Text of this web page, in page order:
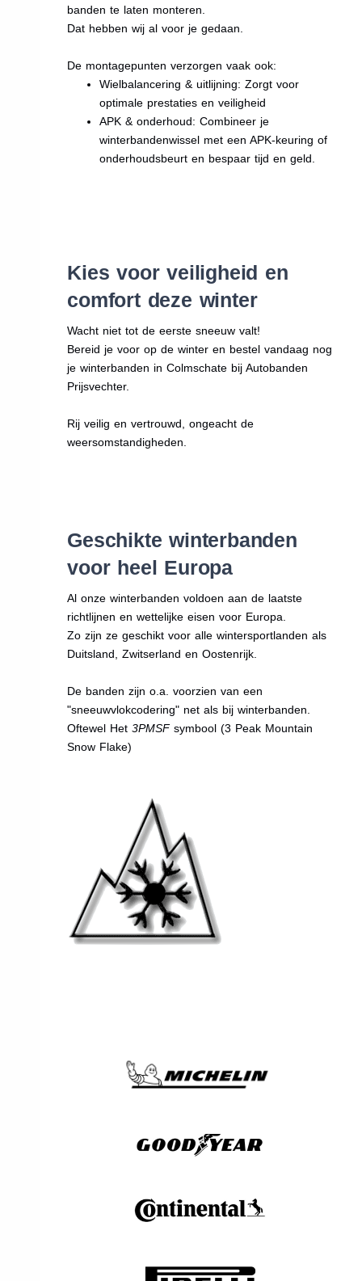
banden te laten monteren.
Dat hebben wij al voor je gedaan.
De montagepunten verzorgen vaak ook:
Wielbalancering & uitlijning: Zorgt voor
optimale prestaties en veiligheid
APK & onderhoud: Combineer je
winterbandenwissel met een APK-keuring of
onderhoudsbeurt en bespaar tijd en geld.
Kies voor veiligheid en
comfort deze winter
Wacht niet tot de eerste sneeuw valt!
Bereid je voor op de winter en bestel vandaag nog
je winterbanden in Colmschate bij Autobanden
Prijsvechter.
Rij veilig en vertrouwd, ongeacht de
weersomstandigheden.
Geschikte winterbanden
voor heel Europa
Al onze winterbanden voldoen aan de laatste
richtlijnen en wettelijke eisen voor Europa.
Zo zijn ze geschikt voor alle wintersportlanden als
Duitsland, Zwitserland en Oostenrijk.
De banden zijn o.a. voorzien van een
"sneeuwvlokcodering" net als bij winterbanden.
Oftewel Het3PMSFsymbool (3 Peak Mountain
Snow Flake)